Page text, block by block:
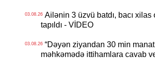
03.08.26Ailənin 3 üzvü batdı, bacı xilas
tapıldı - VİDEO
03.08.26“Dəyən ziyandan 30 min
məhkəmədə ittihamlara cavab